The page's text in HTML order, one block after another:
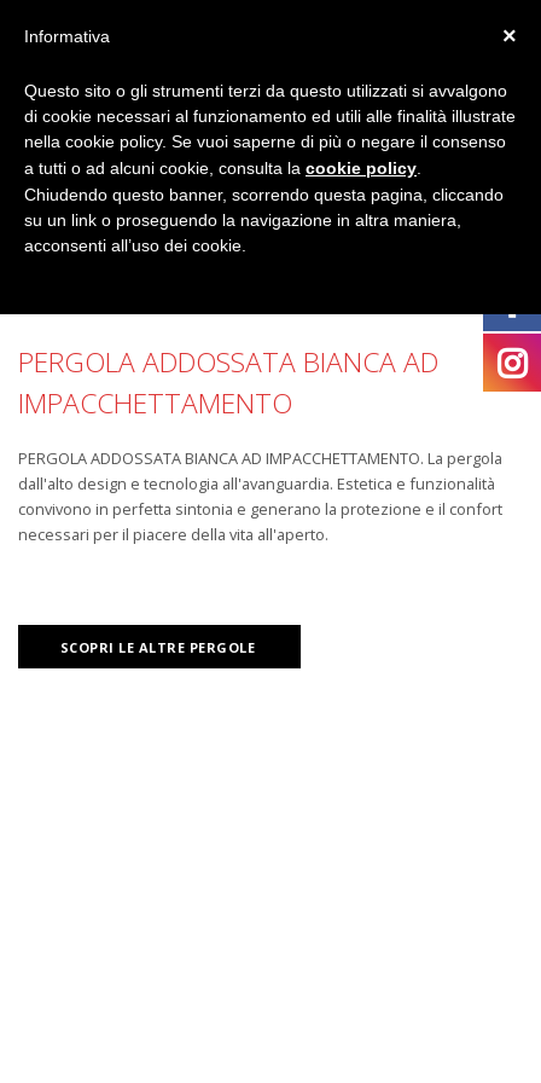
PERGOLA ADDOSSATA BIANCA AD
IMPACCHETTAMENTO
PERGOLA ADDOSSATA BIANCA AD IMPACCHETTAMENTO. La pergola
dall'alto design e tecnologia all'avanguardia. Estetica e funzionalità
convivono in perfetta sintonia e generano la protezione e il confort
necessari per il piacere della vita all'aperto.
SCOPRI LE ALTRE PERGOLE
×
Informativa
Questo sito o gli strumenti terzi da questo utilizzati si avvalgono
di cookie necessari al funzionamento ed utili alle finalità illustrate
nella cookie policy. Se vuoi saperne di più o negare il consenso
a tutti o ad alcuni cookie, consulta la cookie policy
Chiudendo questo banner, scorrendo questa pagina, cliccando
su un link o proseguendo la navigazione in altra maniera,
acconsenti all’uso dei cookie.